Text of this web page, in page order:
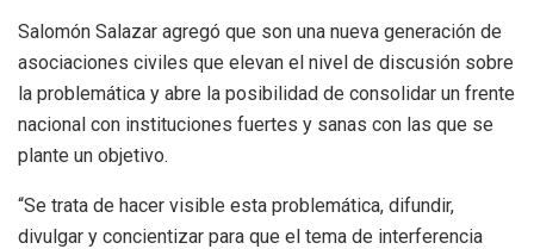
Salomón Salazar agregó que son una nueva generación de
asociaciones civiles que elevan el nivel de discusión sobre
la problemática y abre la posibilidad de consolidar un frente
nacional con instituciones fuertes y sanas con las que se
plante un objetivo.
“Se trata de hacer visible esta problemática, difundir,
divulgar y concientizar para que el tema de interferencia